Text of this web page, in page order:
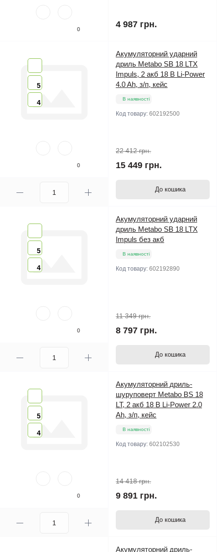
0 4 987 грн.
5
4
0
Акумуляторний ударний
дриль Metabo SB 18 LTX
Impuls, 2 акб 18 В Li-Power
4.0 Ah, з/п, кейс
В наявності
Код товару: 602192500
22 412 грн.
15 449 грн.
До кошика
5
4
0
Акумуляторний ударний
дриль Metabo SB 18 LTX
Impuls без акб
В наявності
Код товару: 602192890
11 349 грн.
8 797 грн.
До кошика
5
4
0
Акумуляторний дриль-
шуруповерт Metabo BS 18
LT, 2 акб 18 В Li-Power 2.0
Ah, з/п, кейс
В наявності
Код товару: 602102530
14 418 грн.
9 891 грн.
До кошика
Акумуляторний дриль-